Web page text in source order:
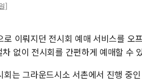
]
로 이뤄지던 전시회 예매 서비스를 오
없이 전시회를 간편하게 예매할 수
회는 그라운드시소 서촌에서 진행 중